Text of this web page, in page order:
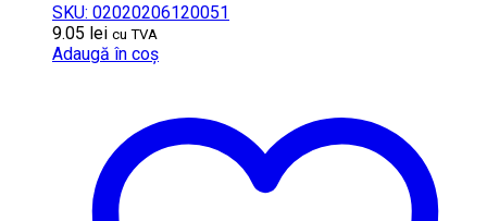
SKU: 02020206120051
9.05 lei cu TVA
Adaugă în coș